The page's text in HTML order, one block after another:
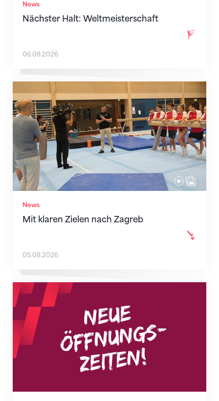
News
Nächster Halt: Weltmeisterschaft
06.08.2026
News
Mit klaren Zielen nach Zagreb
Mit klaren Zielen nach Zagreb
05.08.2026
Neue Empfangszeiten ab 1. August 2026